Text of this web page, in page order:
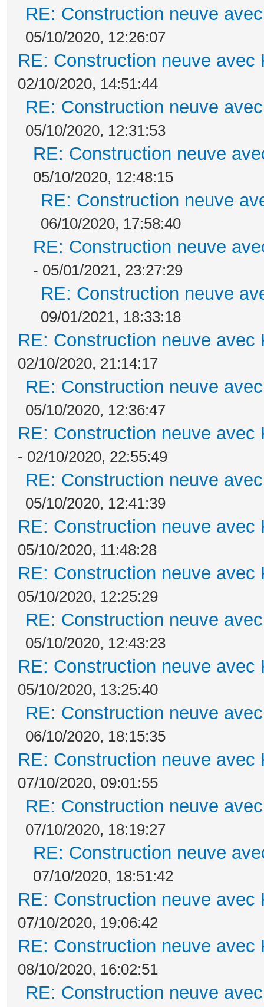
RE: Construction neuve
05/10/2020, 12:26:07
RE: Construction neuve avec
02/10/2020, 14:51:44
RE: Construction neuve
05/10/2020, 12:31:53
RE: Construction neuve
05/10/2020, 12:48:15
RE: Construction neuve
06/10/2020, 17:58:40
RE: Construction neuve
- 05/01/2021, 23:27:29
RE: Construction neuve
09/01/2021, 18:33:18
RE: Construction neuve avec
02/10/2020, 21:14:17
RE: Construction neuve
05/10/2020, 12:36:47
RE: Construction neuve avec
- 02/10/2020, 22:55:49
RE: Construction neuve
05/10/2020, 12:41:39
RE: Construction neuve avec
05/10/2020, 11:48:28
RE: Construction neuve avec
05/10/2020, 12:25:29
RE: Construction neuve
05/10/2020, 12:43:23
RE: Construction neuve avec
05/10/2020, 13:25:40
RE: Construction neuve
06/10/2020, 18:15:35
RE: Construction neuve avec
07/10/2020, 09:01:55
RE: Construction neuve
07/10/2020, 18:19:27
RE: Construction neuve
07/10/2020, 18:51:42
RE: Construction neuve avec
07/10/2020, 19:06:42
RE: Construction neuve avec
08/10/2020, 16:02:51
RE: Construction neuve